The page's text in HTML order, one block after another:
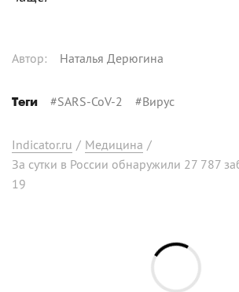
Автор: Наталья Дерюгина
Теги #SARS-CoV-2 #Вирус
Indicator.ru / Медицина /
За сутки в России обнаружили 27 787
19